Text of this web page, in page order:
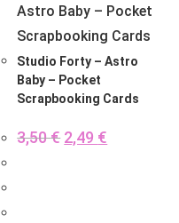
Studio Forty – Astro
Baby – Pocket
Scrapbooking Cards
3,50€ 2,49 €